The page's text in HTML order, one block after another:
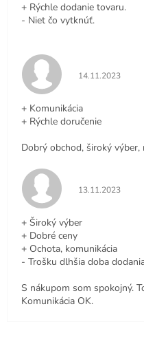
+ Rýchle dodanie tovaru.
- Niet čo vytknúť.
Hodnotenie
14.11.2023
+ Komunikácia
+ Rýchle doručenie
Dobrý obchod, široký
Hodnotenie
13.11.2023
+ Široký výber
+ Dobré ceny
+ Ochota, komunikácia
- Trošku dlhšia doba
S nákupom som spokojný.
Komunikácia OK.